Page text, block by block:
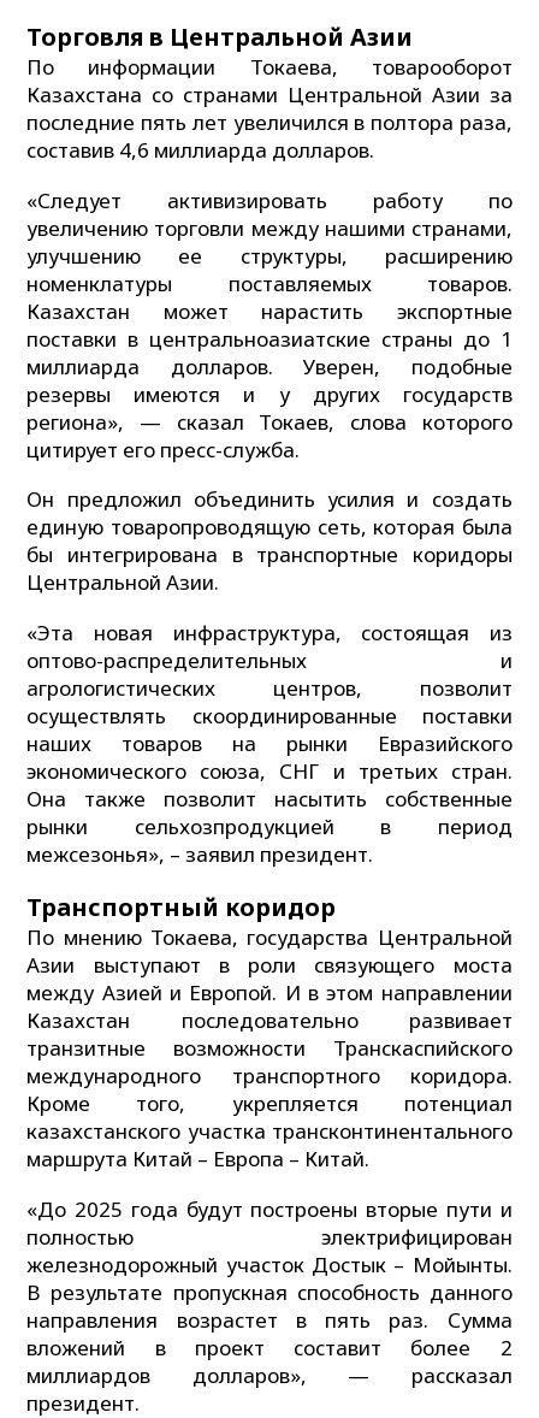
Торговля в Центральной Азии
По информации Токаева, товарооборот
Казахстана со странами Центральной Азии за
последние пять лет увеличился в полтора раза,
составив 4,6 миллиарда долларов.
«Следует активизировать работу по
увеличению торговли между нашими странами,
улучшению ее структуры, расширению
номенклатуры поставляемых товаров.
Казахстан может нарастить экспортные
поставки в центральноазиатские страны до 1
миллиарда долларов. Уверен, подобные
резервы имеются и у других государств
региона», — сказал Токаев, слова которого
цитирует его пресс-служба.
Он предложил объединить усилия и создать
единую товаропроводящую сеть, которая была
бы интегрирована в транспортные коридоры
Центральной Азии.
«Эта новая инфраструктура, состоящая из
оптово-распределительных и
агрологистических центров, позволит
осуществлять скоординированные поставки
наших товаров на рынки Евразийского
экономического союза, СНГ и третьих стран.
Она также позволит насытить собственные
рынки сельхозпродукцией в период
межсезонья», – заявил президент.
Транспортный коридор
По мнению Токаева, государства Центральной
Азии выступают в роли связующего моста
между Азией и Европой. И в этом направлении
Казахстан последовательно развивает
транзитные возможности Транскаспийского
международного транспортного коридора.
Кроме того, укрепляется потенциал
казахстанского участка трансконтинентального
маршрута Китай – Европа – Китай.
«До 2025 года будут построены вторые пути и
полностью электрифицирован
железнодорожный участок Достык – Мойынты.
В результате пропускная способность данного
направления возрастет в пять раз. Сумма
вложений в проект составит более 2
миллиардов долларов», — рассказал
президент.